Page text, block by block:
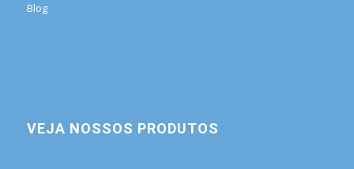
Blog
VEJA NOSSOS PRODUTOS